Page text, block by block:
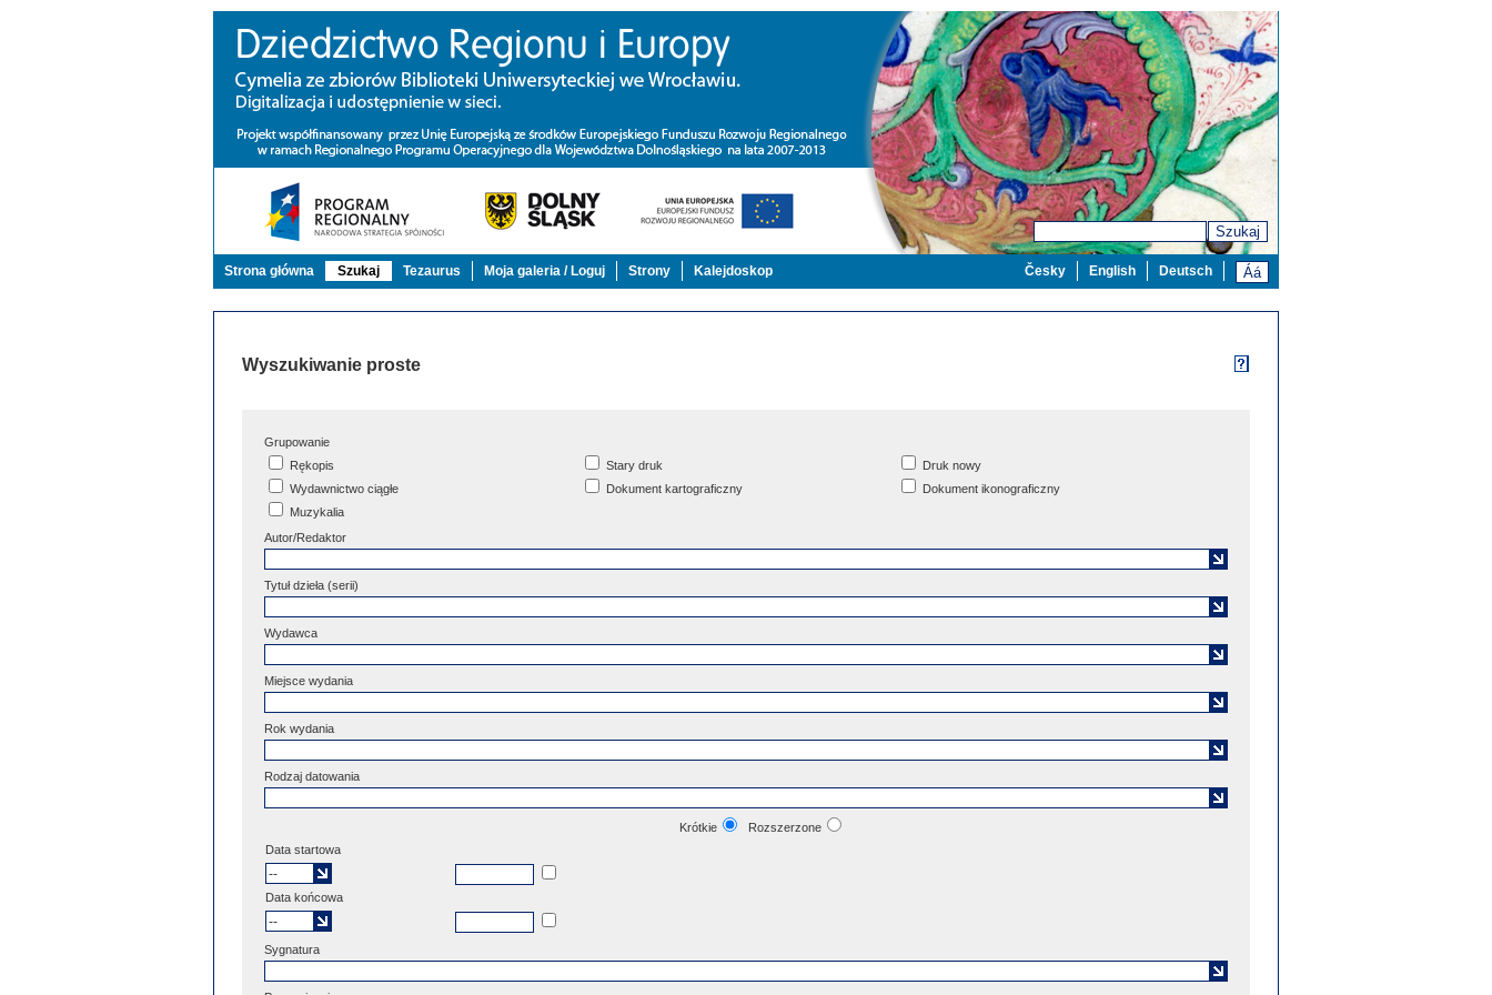
Szukaj
Strona główna Szukaj Tezaurus Moja galeria / Loguj Strony Kalejdoskop Deutsch
English
Česky
Wyszukiwanie proste
Grupowanie
Rękopis
Stary druk
Druk nowy
Wydawnictwo ciągłe
Dokument kartograficzny
Dokument ikonograficzny
Muzykalia
Autor/Redaktor
Tytuł dzieła (serii)
Wydawca
Miejsce wydania
Rok wydania
Rodzaj datowania
Krótkie
Rozszerzone
Data startowa
Data końcowa
Sygnatura